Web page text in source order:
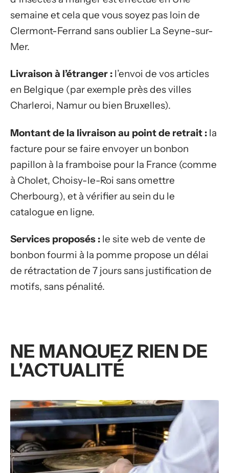
semaine et cela que vous soyez pas loin de
Clermont-Ferrand sans oublier La Seyne-sur-
Mer.
Livraison à l’étranger : l’envoi de vos articles
en Belgique (par exemple près des villes
Charleroi, Namur ou bien Bruxelles).
Montant de la livraison au point de retrait : la
facture pour se faire envoyer un bonbon
papillon à la framboise pour la France (comme
à Cholet, Choisy-le-Roi sans omettre
Cherbourg), et à vérifier au sein du le
catalogue en ligne.
Services proposés : le site web de vente de
bonbon fourmi à la pomme propose un délai
de rétractation de 7 jours sans justification de
motifs, sans pénalité.
NE MANQUEZ RIEN DE
L'ACTUALITÉ